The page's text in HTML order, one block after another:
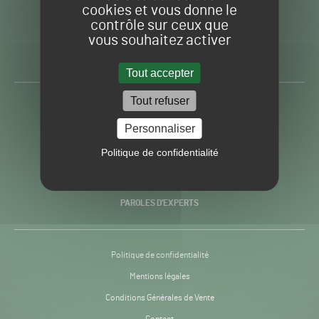
cookies et vous donne le
contrôle sur ceux que
vous souhaitez activer
Tout accepter
Tout refuser
Personnaliser
Politique de confidentialité
Gazon
Sport
H24
-
Toute l’info autour du
PRATIQUES
PAROLES D’EXPERTS
Politique de confidentialité
Mentions légales
Conditions Générales de Vente